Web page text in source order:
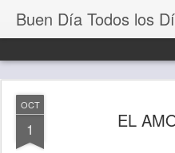
Buen Día Todos los
OCT
1 EL